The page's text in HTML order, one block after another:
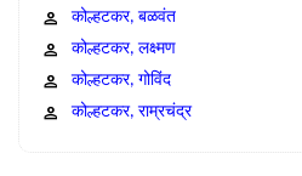
कोल्हटकर, बळवंत
कोल्हटकर, लक्ष्मण
कोल्हटकर, गोविंद
कोल्हटकर, राम्रचंद्र